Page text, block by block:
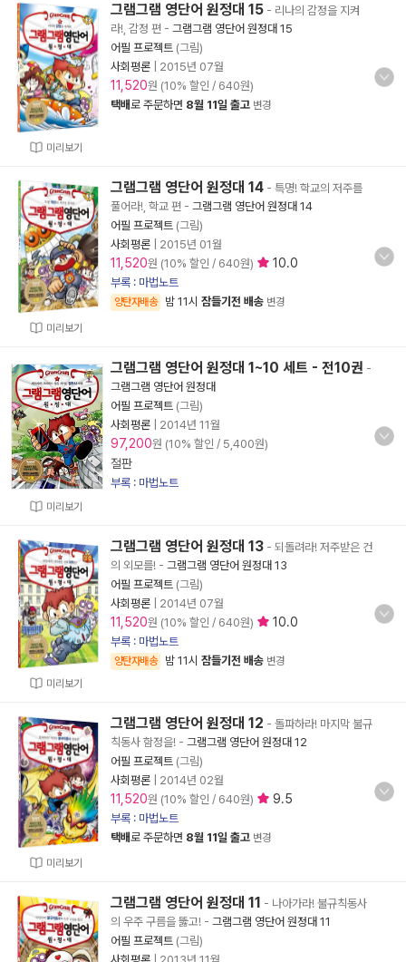
미리보기
그램그램 영단어 원정대 15 - 리나의 감정을 지켜
라!, 감정 편 - 그램그램 영단어 원정대 15
어필 프로젝트 (그림)
사회평론
2015년 07월
11,520원 (10% 할인 / 640원)
택배로 주문하면 8월 11일 출고 변경
미리보기
그램그램 영단어 원정대 14 - 특명! 학교의 저주를
풀어라!, 학교 편 - 그램그램 영단어 원정대 14
어필 프로젝트 (그림)
사회평론
2015년 01월
11,520원 (10% 할인 / 640원) 10.0
부록 : 마법노트
양탄자배송 밤 11시 잠들기전 배송 변경
미리보기
그램그램 영단어 원정대 1~10 세트 - 전10권 -
그램그램 영단어 원정대
어필 프로젝트 (그림)
사회평론
2014년 11월
97,200원 (10% 할인 / 5,400원)
절판
부록 : 마법노트
미리보기
그램그램 영단어 원정대 13 - 되돌려라! 저주받은 건
의 외모를! - 그램그램 영단어 원정대 13
어필 프로젝트 (그림)
사회평론
2014년 07월
11,520원 (10% 할인 / 640원) 10.0
부록 : 마법노트
양탄자배송 밤 11시 잠들기전 배송 변경
미리보기
그램그램 영단어 원정대 12 - 돌파하라! 마지막 불규
칙동사 함정을! - 그램그램 영단어 원정대 12
어필 프로젝트 (그림)
사회평론
2014년 02월
11,520원 (10% 할인 / 640원) 9.5
부록 : 마법노트
택배로 주문하면 8월 11일 출고 변경
그램그램 영단어 원정대 11 - 나아가라! 불규칙동사
의 우주 구름을 뚫고! - 그램그램 영단어 원정대 11
어필 프로젝트 (그림)